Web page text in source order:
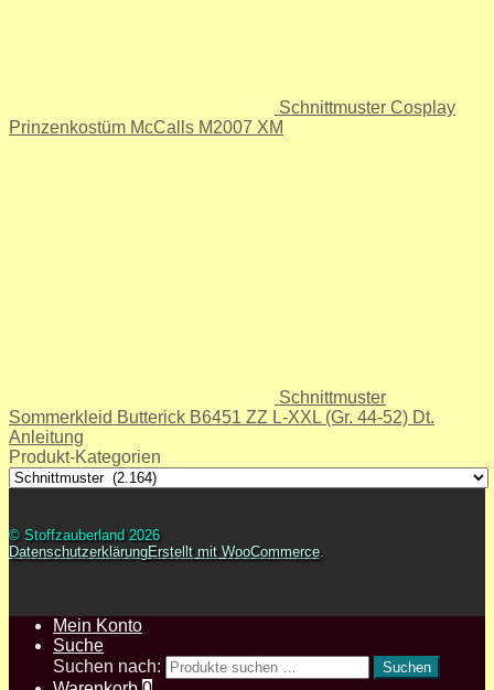
Schnittmuster Cosplay
Prinzenkostüm McCalls M2007 XM
Schnittmuster
Sommerkleid Butterick B6451 ZZ L-XXL (Gr. 44-52) Dt.
Anleitung
Produkt-Kategorien
© Stoffzauberland 2026
DatenschutzerklärungErstellt mit WooCommerce.
Mein Konto
Suche
Suchen nach:
Suchen